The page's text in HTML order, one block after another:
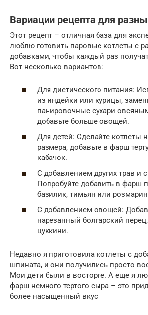
Вариации рецепта для
Этот рецепт – отличная база для
люблю готовить паровые котлеты с
добавками, чтобы каждый раз
Вот несколько вариантов:
Для диетического питания:
из индейки или курицы,
панировочные сухари
добавьте больше овощей.
Для детей: Сделайте котлеты
размера, добавьте в фарш
кабачок.
С добавлением других трав и
Попробуйте добавить в фарш
базилик, тимьян или
С добавлением овощей:
нарезанный болгарский
цуккини.
Недавно я приготовила котлеты с
шпината, и они получились просто
Мои дети были в восторге. А еще я
фарш немного тертого сыра – это
более насыщенный вкус.